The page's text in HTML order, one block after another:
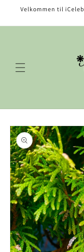
tilVelkommen til
til